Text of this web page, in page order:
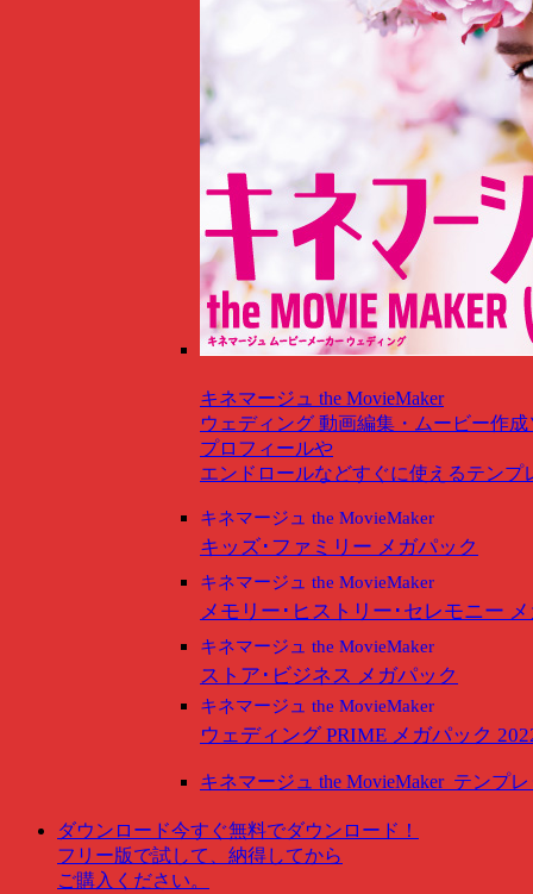
キネマージュ the MovieMaker
ウェディング 動画編集・ムービー作成
プロフィールや
エンドロールなどすぐに使えるテンプ
キネマージュ the MovieMaker
キッズ･ファミリー メガパック
キネマージュ the MovieMaker
メモリー･ヒストリー･セレモニー
キネマージュ the MovieMaker
ストア･ビジネス メガパック
キネマージュ the MovieMaker
ウェディング PRIME メガパック
キネマージュ the MovieMakerテンプ
ダウンロード今すぐ無料でダウンロード！
フリー版で試して、納得してから
ご購入ください。